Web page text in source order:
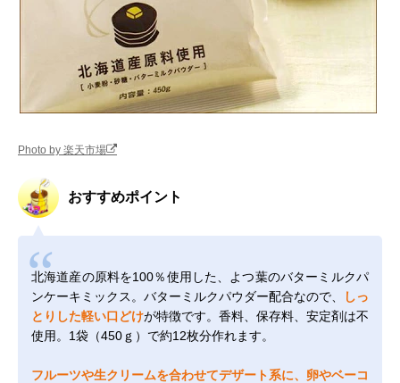
Photo by 楽天市場
おすすめポイント
北海道産の原料を100％使用した、よつ葉のバターミルクパ
ンケーキミックス。バターミルクパウダー配合なので、
しっ
とりした軽い口どけが特徴です。香料、保存料、安定剤は不
使用。1袋（450ｇ）で約12枚分作れます。
フルーツや生クリームを合わせてデザート系に、卵やベーコ